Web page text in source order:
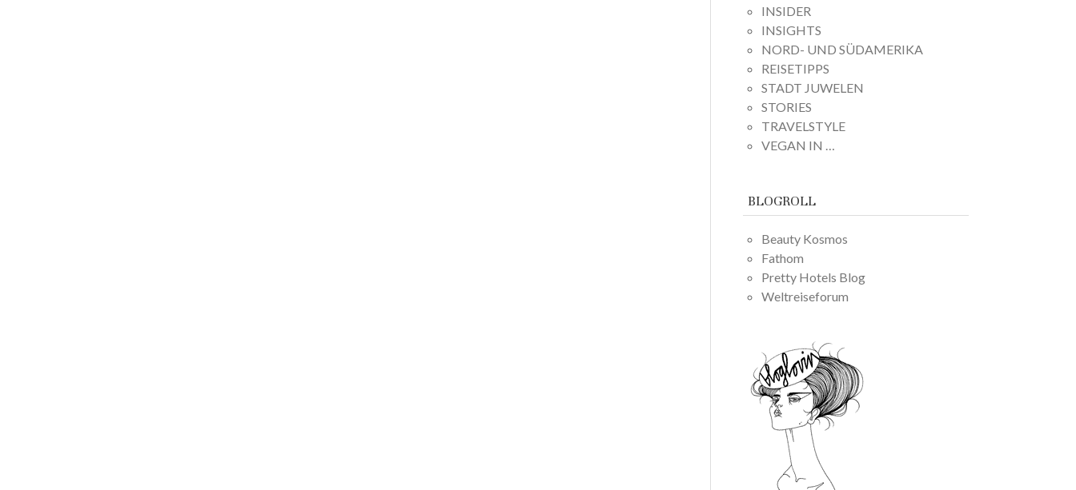
INSIDER
INSIGHTS
NORD- UND SÜDAMERIKA
REISETIPPS
STADT JUWELEN
STORIES
TRAVELSTYLE
VEGAN IN …
BLOGROLL
Beauty Kosmos
Fathom
Pretty Hotels Blog
Weltreiseforum